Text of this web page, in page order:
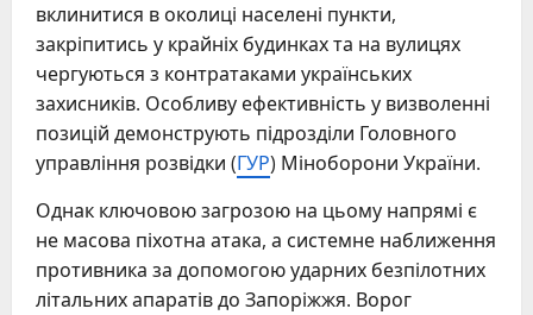
вклинитися в околиці населені пункти,
закріпитись у крайніх будинках та на вулицях
чергуються з контратаками українських
захисників. Особливу ефективність у визволенні
позицій демонструють підрозділи Головного
управління розвідки (ГУР) Міноборони України.
Однак ключовою загрозою на цьому напрямі є
не масова піхотна атака, а системне наближення
противника за допомогою ударних безпілотних
літальних апаратів до Запоріжжя. Ворог